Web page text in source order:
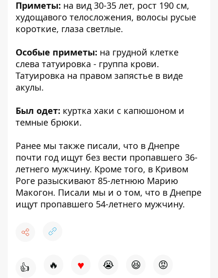
Приметы: на вид 30-35 лет, рост 190 см,
худощавого телосложения, волосы русые
короткие, глаза светлые.
Особые приметы: на грудной клетке
слева татуировка - группа крови.
Татуировка на правом запястье в виде
акулы.
Был одет: куртка хаки с капюшоном и
темные брюки.
Ранее мы также писали, что в Днепре
почти год ищут без вести пропавшего 36-
летнего мужчину. Кроме того, в Кривом
Роге разыскивают 85-летнюю Марию
Макогон. Писали мы и о том, что в Днепре
ищут пропавшего 54-летнего мужчину.
👍 🔥 ♥ 😭 😆 😡